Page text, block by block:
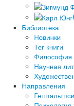
Библиотека
Новинки
Тег книги
Философия
Научная
Направления